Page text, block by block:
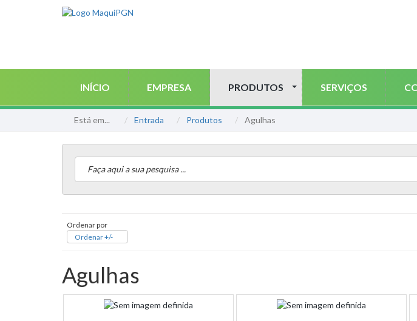
INÍCIO EMPRESA PRODUTOS SERVIÇOS
Está em... Entrada Produtos Agulhas
Ordenar por
Ordenar +/-
Agulhas